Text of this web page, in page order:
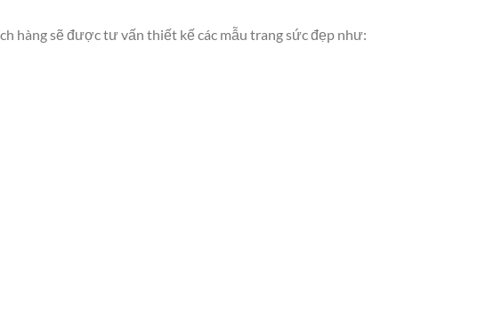
hàng sẽ được tư vấn thiết kế các mẫu trang sức đẹp như: